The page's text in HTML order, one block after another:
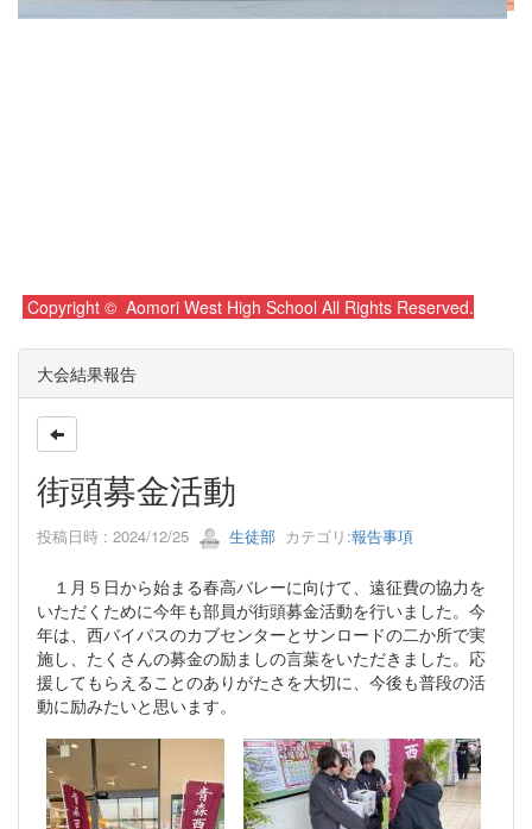
Copyright © Aomori West High School All Rights Reserved.
大会結果報告
街頭募金活動
投稿日時 : 2024/12/25 生徒部 カテゴリ:報告事項
１月５日から始まる春高バレーに向けて、遠征費の協力を
いただくために今年も部員が街頭募金活動を行いました。今
年は、西バイパスのカブセンターとサンロードの二か所で実
施し、たくさんの募金の励ましの言葉をいただきました。応
援してもらえることのありがたさを大切に、今後も普段の活
動に励みたいと思います。